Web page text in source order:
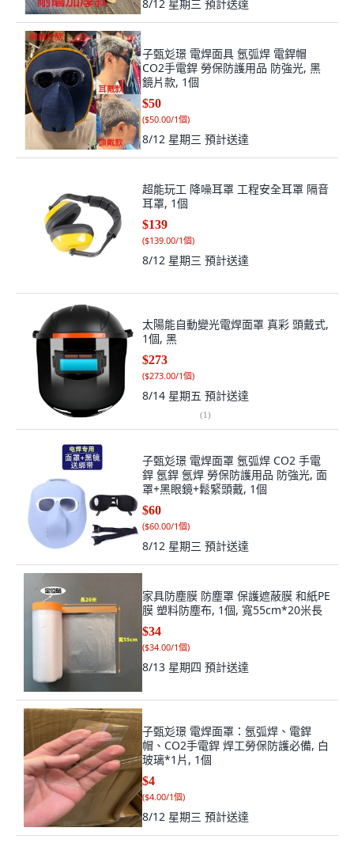
8/12 星期三 預計送達
子甄彣璟 電焊面具 氬弧焊 電銲帽
CO2手電銲 勞保防護用品 防強光, 黑
鏡片款, 1個
$50
($50.00/1個)
8/12 星期三 預計送達
超能玩工 降噪耳罩 工程安全耳罩 隔音
耳罩, 1個
$139
($139.00/1個)
8/12 星期三 預計送達
太陽能自動變光電焊面罩 真彩 頭戴式,
1個, 黑
$273
($273.00/1個)
8/14 星期五 預計送達
(1)
子甄彣璟 電焊面罩 氬弧焊 CO2 手電
銲 氬銲 氬焊 勞保防護用品 防強光, 面
罩+黑眼鏡+鬆緊頭戴, 1個
$60
($60.00/1個)
8/12 星期三 預計送達
家具防塵膜 防塵罩 保護遮蔽膜 和紙PE
膜 塑料防塵布, 1個, 寬55cm*20米長
$34
($34.00/1個)
8/13 星期四 預計送達
子甄彣璟 電焊面罩：氬弧焊、電銲
帽、CO2手電銲 焊工勞保防護必備, 白
玻璃*1片, 1個
$4
($4.00/1個)
8/12 星期三 預計送達